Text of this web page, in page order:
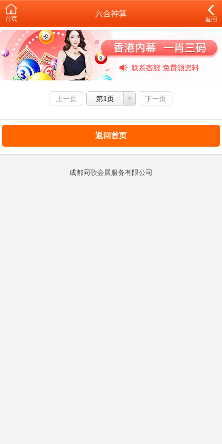
首页
六合神算
返回
上一页 第1页 下一页
返回首页
成都同歌会展服务有限公司